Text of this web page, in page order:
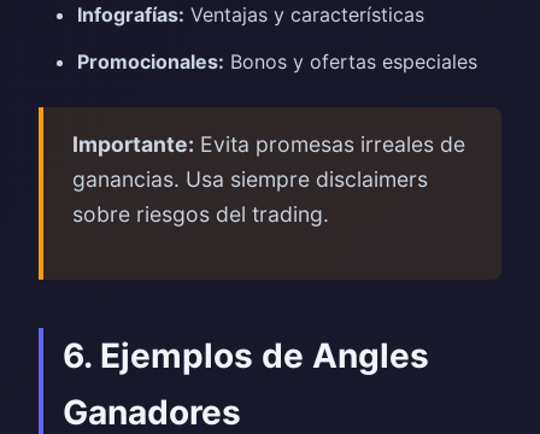
Infografías: Ventajas y características
Promocionales: Bonos y ofertas especiales
Importante: Evita promesas irreales de
ganancias. Usa siempre disclaimers
sobre riesgos del trading.
6. Ejemplos de Angles
Ganadores